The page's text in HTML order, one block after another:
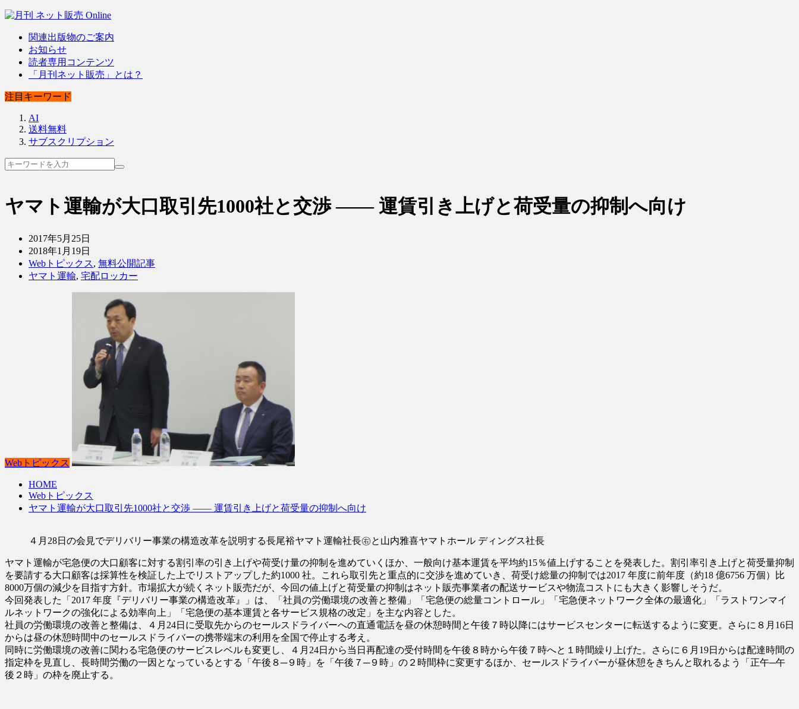
関連出版物のご案内
お知らせ
読者専用コンテンツ
「月刊ネット販売」とは？
注目キーワード
AI
送料無料
サブスクリプション
ヤマト運輸が大口取引先1000社と交渉 ―― 運賃引き上げと荷受量の抑制へ向け
2017年5月25日
2018年1月19日
Webトピックス, 無料公開記事
ヤマト運輸, 宅配ロッカー
Webトピックス
HOME
Webトピックス
ヤマト運輸が大口取引先1000社と交渉 ―― 運賃引き上げと荷受量の抑制へ向け
４月28日の会見でデリバリー事業の構造改革を説明する長尾裕ヤマト運輸社長㊨と山内雅喜ヤマトホール ディングス社長
ヤマト運輸が宅急便の大口顧客に対する割引率の引き上げや荷受け量の抑制を進めていくほか、一般向け基本運賃を平均約15％値上げすることを発表した。割引率引き上げと荷受量抑制
を要請する大口顧客は採算性を検証した上でリストアップした約1000 社。これら取引先と重点的に交渉を進めていき、荷受け総量の抑制では2017 年度に前年度（約18 億6756 万個）比
8000万個の減少を目指す方針。市場拡大が続くネット販売だが、今回の値上げと荷受量の抑制はネット販売事業者の配送サービスや物流コストにも大きく影響しそうだ。
今回発表した「2017 年度『デリバリー事業の構造改革』」は、「社員の労働環境の改善と整備」「宅急便の総量コントロール」「宅急便ネットワーク全体の最適化」「ラストワンマイ
ルネットワークの強化による効率向上」「宅急便の基本運賃と各サービス規格の改定」を主な内容とした。
社員の労働環境の改善と整備は、４月24日に受取先からのセールスドライバーへの直通電話を昼の休憩時間と午後７時以降にはサービスセンターに転送するように変更。さらに８月16日
からは昼の休憩時間中のセールスドライバーの携帯端末の利用を全国で停止する考え。
同時に労働環境の改善に関わる宅急便のサービスレベルも変更し、４月24日から当日再配達の受付時間を午後８時から午後７時へと１時間繰り上げた。さらに６月19日からは配達時間の
指定枠を見直し、長時間労働の一因となっているとする「午後８─９時」を「午後７─９時」の２時間枠に変更するほか、セールスドライバーが昼休憩をきちんと取れるよう「正午─午
後２時」の枠を廃止する。